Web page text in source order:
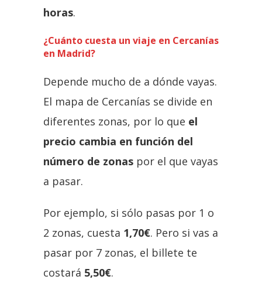
horas.
¿Cuánto cuesta un viaje en Cercanías
en Madrid?
Depende mucho de a dónde vayas.
El mapa de Cercanías se divide en
diferentes zonas, por lo que el
precio cambia en función del
número de zonas por el que vayas
a pasar.
Por ejemplo, si sólo pasas por 1 o
2 zonas, cuesta 1,70€. Pero si vas a
pasar por 7 zonas, el billete te
costará 5,50€.